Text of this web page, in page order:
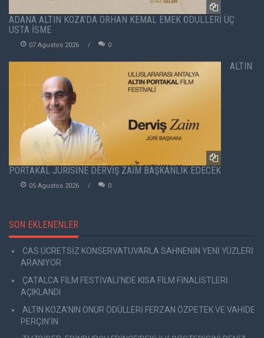
ADANA ALTIN KOZA'DA ORHAN KEMAL EMEK ÖDÜLLERİ ÜÇ
USTA İSME
07 Agustos 2026 0
ALTIN
PORTAKAL JÜRİSİNE DERVİŞ ZAİM BAŞKANLIK EDECEK
05 Agustos 2026 0
SON EKLENENLER
CAS ÜCRETSİZ KONSERVATUVARLA SAHNENİN YENİ YÜZLERİ
ARANIYOR
ÇATALCA FİLM FESTİVALİ'NDE KISA FİLM FİNALİSTLERİ
AÇIKLANDI
ALTIN KOZA'NIN ONUR ÖDÜLLERİ FERZAN ÖZPETEK VE VAHİDE
PERÇİN'İN